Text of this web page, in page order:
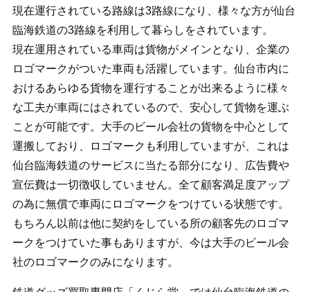
現在運行されている路線は3路線になり、様々な方が仙台
臨海鉄道の3路線を利用して暮らしをされています。
現在運用されている車両は貨物がメインとなり、企業の
ロゴマークがついた車両も活躍しています。仙台市内に
おけるあらゆる貨物を運行することが出来るように様々
な工夫が車両にはされているので、安心して貨物を運ぶ
ことが可能です。大手のビール会社の貨物を中心として
運搬しており、ロゴマークも利用していますが、これは
仙台臨海鉄道のサービスに当たる部分になり、広告費や
宣伝費は一切徴収していません。全て顧客満足度アップ
の為に無償で車両にロゴマークをつけている状態です。
もちろん以前は他に契約をしている所の顧客先のロゴマ
ークをつけていた事もありますが、今は大手のビール会
社のロゴマークのみになります。